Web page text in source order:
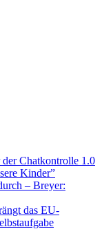
Chatkontrolle 1.0
Kinder”
– Breyer:
das EU-